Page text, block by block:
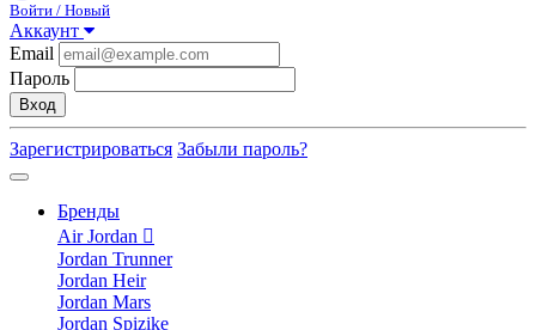
Войти / Новый
Аккаунт
Email
Пароль
Вход
Зарегистрироваться Забыли пароль?
Бренды
Air Jordan
Jordan Trunner
Jordan Heir
Jordan Mars
Jordan Spizike